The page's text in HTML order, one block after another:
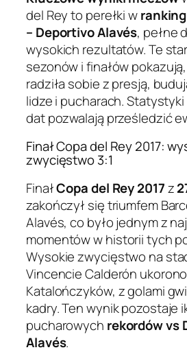
del Rey to perełki w
– Deportivo Alavés, pełne
wysokich rezultatów. Te
sezonów i finałów
radziła sobie z presją,
lidze i pucharach.
dat pozwalają prześledzić
Finał Copa del Rey 2017:
zwycięstwo 3:1
FinałCopa del Rey 2017z
zakończył się triumfem
Alavés, co było jednym z
momentów w historii tych
Wysokie zwycięstwo na
Vincencie Calderón
Katalończyków, z golami
kadry. Ten wynik pozostaje
pucharowych rekordów vs
Alavés.